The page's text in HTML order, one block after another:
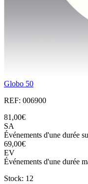
Globo 50
REF: 006900
81,00€
SA
Événements d'une durée
69,00€
EV
Événements d'une durée
Stock: 12